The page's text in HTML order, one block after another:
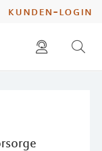
kunden-login